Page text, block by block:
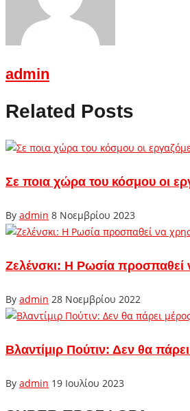
admin
Related Posts
Σε ποια χώρα του κόσμου οι
By admin 8 Νοεμβρίου 2023
Ζελένσκι: Η Ρωσία προσπαθεί
By admin 28 Νοεμβρίου 2022
Βλαντίμιρ Πούτιν: Δεν θα
By admin 19 Ιουλίου 2023